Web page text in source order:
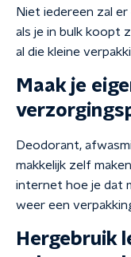
Niet iedereen zal
als je in bulk koopt
al die kleine
Maak je
Deodorant,
makkelijk zelf
internet hoe je dat
weer een
Hergebruik